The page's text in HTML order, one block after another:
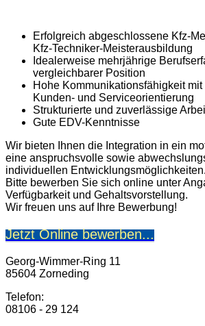
Erfolgreich abgeschlossene Kfz-
Kfz-Techniker-Meisterausbildung
Idealerweise mehrjährige
vergleichbarer Position
Hohe Kommunikationsfähigkeit
Kunden- und Serviceorientierung
Strukturierte und zuverlässige
Gute EDV-Kenntnisse
Wir bieten Ihnen die Integration in ein
eine anspruchsvolle sowie
individuellen Entwicklungsmöglichkeiten.
Bitte bewerben Sie sich online unter
Verfügbarkeit und Gehaltsvorstellung.
Wir freuen uns auf Ihre Bewerbung!
Jetzt Online bewerben...
Georg-Wimmer-Ring 11
85604 Zorneding
Telefon:
08106 - 29 124